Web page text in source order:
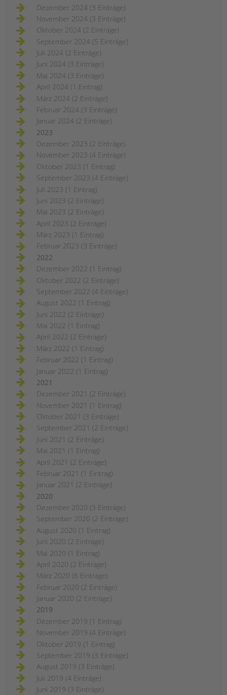
Dezember 2024 (3 Einträge)
November 2024 (3 Einträge)
Oktober 2024 (2 Einträge)
September 2024 (5 Einträge)
Juli 2024 (2 Einträge)
Juni 2024 (3 Einträge)
Mai 2024 (3 Einträge)
April 2024 (1 Eintrag)
März 2024 (2 Einträge)
Februar 2024 (3 Einträge)
Januar 2024 (2 Einträge)
2023
Dezember 2023 (2 Einträge)
November 2023 (4 Einträge)
Oktober 2023 (1 Eintrag)
September 2023 (4 Einträge)
Juli 2023 (1 Eintrag)
Juni 2023 (2 Einträge)
Mai 2023 (2 Einträge)
April 2023 (2 Einträge)
März 2023 (1 Eintrag)
Februar 2023 (3 Einträge)
2022
Dezember 2022 (1 Eintrag)
Oktober 2022 (2 Einträge)
September 2022 (4 Einträge)
August 2022 (1 Eintrag)
Juni 2022 (2 Einträge)
Mai 2022 (1 Eintrag)
April 2022 (2 Einträge)
März 2022 (1 Eintrag)
Februar 2022 (1 Eintrag)
Januar 2022 (1 Eintrag)
2021
Dezember 2021 (2 Einträge)
November 2021 (1 Eintrag)
Oktober 2021 (3 Einträge)
September 2021 (2 Einträge)
Juni 2021 (2 Einträge)
Mai 2021 (1 Eintrag)
April 2021 (2 Einträge)
Februar 2021 (1 Eintrag)
Januar 2021 (2 Einträge)
2020
Dezember 2020 (3 Einträge)
September 2020 (2 Einträge)
August 2020 (1 Eintrag)
Juni 2020 (2 Einträge)
Mai 2020 (1 Eintrag)
April 2020 (2 Einträge)
März 2020 (6 Einträge)
Februar 2020 (2 Einträge)
Januar 2020 (2 Einträge)
2019
Dezember 2019 (1 Eintrag)
November 2019 (4 Einträge)
Oktober 2019 (1 Eintrag)
September 2019 (3 Einträge)
August 2019 (3 Einträge)
Juli 2019 (4 Einträge)
Juni 2019 (3 Einträge)